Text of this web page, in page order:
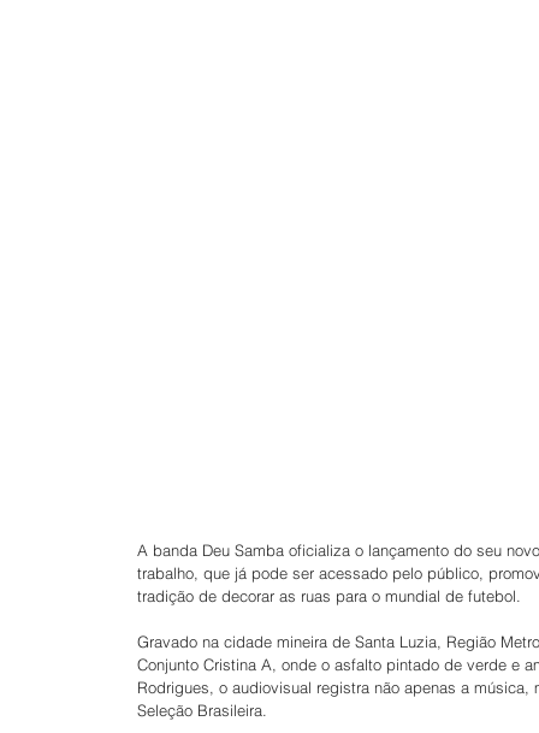
A banda Deu Samba oficializa o lançamento do seu
trabalho, que já pode ser acessado pelo público,
tradição de decorar as ruas para o mundial de futebol.
Gravado na cidade mineira de Santa Luzia, Região
Conjunto Cristina A, onde o asfalto pintado de verde e
Rodrigues, o audiovisual registra não apenas a
Seleção Brasileira.